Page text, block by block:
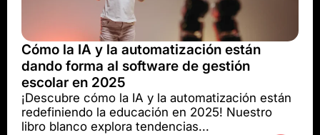
Cómo la IA y la automatización están
dando forma al software de gestión
escolar en 2025
¡Descubre cómo la IA y la automatización están
redefiniendo la educación en 2025! Nuestro
libro blanco explora tendencias...